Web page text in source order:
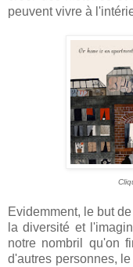
peuvent vivre à
Evidemment, le but
la diversité et
notre nombril qu'on
d'autres personnes,